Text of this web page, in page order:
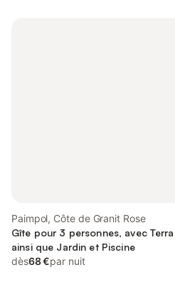
Paimpol, Côte de Granit Rose
Gîte pour 3 personnes, avec
ainsi que Jardin et Piscine
dès68 €par nuit